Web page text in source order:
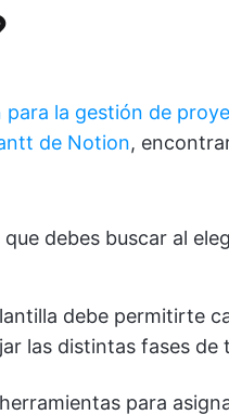
para la gestión de
de Notion,
debes buscar al
debe permitirte
las distintas fases de
para